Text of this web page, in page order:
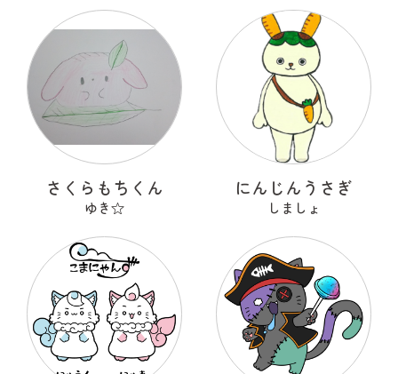
さくらもちくん
ゆき☆
にんじんうさぎ
しましょ